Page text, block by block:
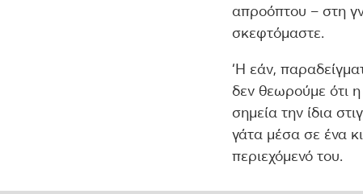
απροόπτου – στη
σκεφτόμαστε.
‘Η εάν,
δεν θεωρούμε ότι
σημεία την ίδια
γάτα μέσα σε ένα
περιεχόμενό του.